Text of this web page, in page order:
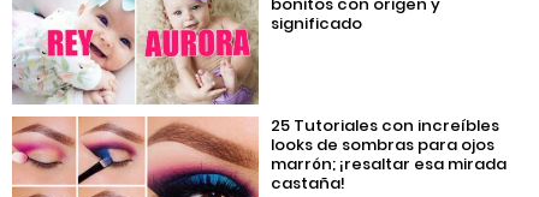
significado
25 Tutoriales con increíbles
looks de sombras para ojos
marrón; ¡resaltar esa mirada
castaña!